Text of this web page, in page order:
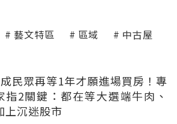
藝文特區 區域 中古屋
民眾再等1年才願進場買房！專
指2關鍵：都在等大選端牛肉、
上沉迷股市